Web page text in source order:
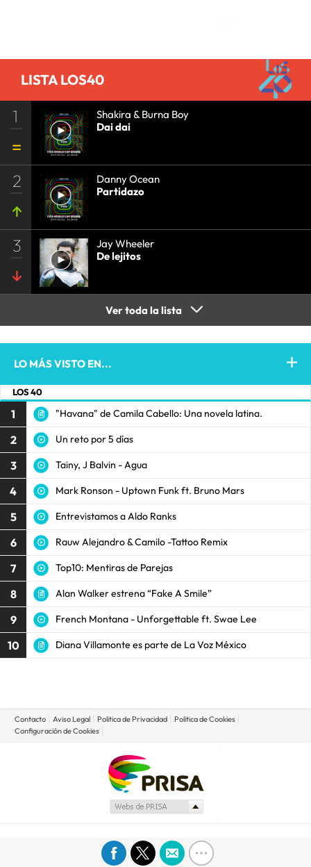
LISTA LOS40
1
Shakira & Burna Boy
Dai dai
2
Danny Ocean
Partidazo
3
Jay Wheeler
De lejitos
Ver toda la lista
LO MÁS VISTO EN...
LOS 40
1 "Havana" de Camila Cabello: Una novela latina.
2 Un reto por 5 días
3 Tainy, J Balvin - Agua
4 Mark Ronson - Uptown Funk ft. Bruno Mars
5 Entrevistamos a Aldo Ranks
6 Rauw Alejandro & Camilo -Tattoo Remix
7 Top10: Mentiras de Parejas
8 Alan Walker estrena “Fake A Smile”
9 French Montana - Unforgettable ft. Swae Lee
10 Diana Villamonte es parte de La Voz México
Contacto Aviso Legal Politica de Privacidad
Politica de Cookies
Configuración de Cookies